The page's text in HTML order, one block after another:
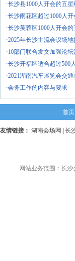
·长沙县1000人开会的五
·长沙雨花区超过1000人
·长沙芙蓉区1000人开会
·2025年长沙主流会议场
·10部门联合发文加强论
·长沙开福区适合超过500
·2021湖南汽车展览会交
·会务工作的内容与要求
首页
友情链接： 湖南会场网 长
网站业务范围：长